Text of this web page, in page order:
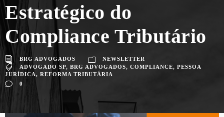
Estratégico do
Compliance Tributário
BRG ADVOGADOS
NEWSLETTER
ADVOGADO SP, BRG ADVOGADOS, COMPLIANCE, PESSOA
JURÍDICA, REFORMA TRIBUTÁRIA
0